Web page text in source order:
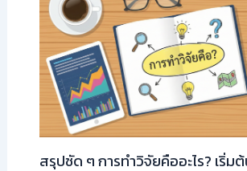
สรุปชัด ๆ การทำวิจัยคืออะไร? เริ่ม